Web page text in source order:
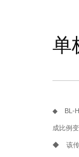
单
◆ BL-
成比例
◆ 该传